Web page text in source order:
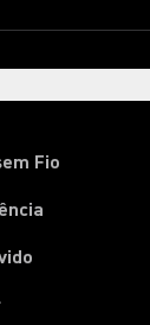
Fio